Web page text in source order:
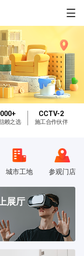
赖之选
CCTV-2
施工合作伙伴
城市工地 参观门店
展厅